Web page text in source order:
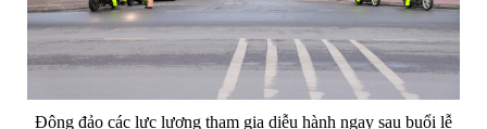
Đông đảo các lực lượng tham gia diễu hành ngay sau buổi lễ